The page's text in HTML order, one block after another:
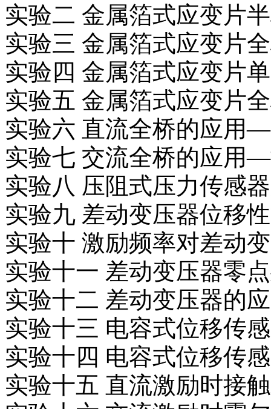
实验二 金属箔式应变片
实验三 金属箔式应变片
实验四 金属箔式应变片
实验五 金属箔式应变片
实验六 直流全桥的应用
实验七 交流全桥的应用
实验八 压阻式压力传感
实验九 差动变压器位移
实验十 激励频率对差动
实验十一 差动变压器零
实验十二 差动变压器的
实验十三 电容式位移传
实验十四 电容式位移传
实验十五 直流激励时接